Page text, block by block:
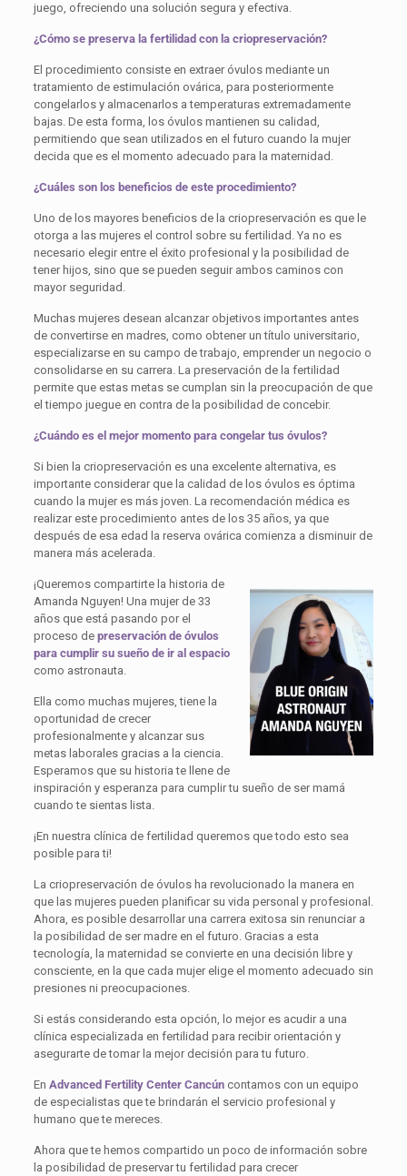
juego, ofreciendo una solución segura y efectiva.
¿Cómo se preserva la fertilidad con la criopreservación?
El procedimiento consiste en extraer óvulos mediante un
tratamiento de estimulación ovárica, para posteriormente
congelarlos y almacenarlos a temperaturas extremadamente
bajas. De esta forma, los óvulos mantienen su calidad,
permitiendo que sean utilizados en el futuro cuando la mujer
decida que es el momento adecuado para la maternidad.
¿Cuáles son los beneficios de este procedimiento?
Uno de los mayores beneficios de la criopreservación es que le
otorga a las mujeres el control sobre su fertilidad. Ya no es
necesario elegir entre el éxito profesional y la posibilidad de
tener hijos, sino que se pueden seguir ambos caminos con
mayor seguridad.
Muchas mujeres desean alcanzar objetivos importantes antes
de convertirse en madres, como obtener un título universitario,
especializarse en su campo de trabajo, emprender un negocio o
consolidarse en su carrera. La preservación de la fertilidad
permite que estas metas se cumplan sin la preocupación de que
el tiempo juegue en contra de la posibilidad de concebir.
¿Cuándo es el mejor momento para congelar tus óvulos?
Si bien la criopreservación es una excelente alternativa, es
importante considerar que la calidad de los óvulos es óptima
cuando la mujer es más joven. La recomendación médica es
realizar este procedimiento antes de los 35 años, ya que
después de esa edad la reserva ovárica comienza a disminuir de
manera más acelerada.
¡Queremos compartirte la historia de
Amanda Nguyen! Una mujer de 33
años que está pasando por el
proceso de preservación de óvulos
para cumplir su sueño de ir al espacio
como astronauta.
Ella como muchas mujeres, tiene la
oportunidad de crecer
profesionalmente y alcanzar sus
metas laborales gracias a la ciencia.
Esperamos que su historia te llene de
inspiración y esperanza para cumplir tu sueño de ser mamá
cuando te sientas lista.
¡En nuestra clínica de fertilidad queremos que todo esto sea
posible para ti!
La criopreservación de óvulos ha revolucionado la manera en
que las mujeres pueden planificar su vida personal y profesional.
Ahora, es posible desarrollar una carrera exitosa sin renunciar a
la posibilidad de ser madre en el futuro. Gracias a esta
tecnología, la maternidad se convierte en una decisión libre y
consciente, en la que cada mujer elige el momento adecuado sin
presiones ni preocupaciones.
Si estás considerando esta opción, lo mejor es acudir a una
clínica especializada en fertilidad para recibir orientación y
asegurarte de tomar la mejor decisión para tu futuro.
En Advanced Fertility Center Cancúncontamos con un equipo
de especialistas que te brindarán el servicio profesional y
humano que te mereces.
Ahora que te hemos compartido un poco de información sobre
la posibilidad de preservar tu fertilidad para crecer